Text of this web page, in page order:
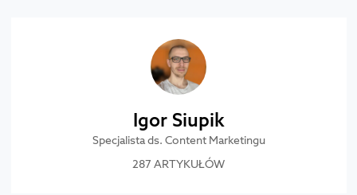
Igor Siupik
Specjalista ds. Content Marketingu
287 ARTYKUŁÓW